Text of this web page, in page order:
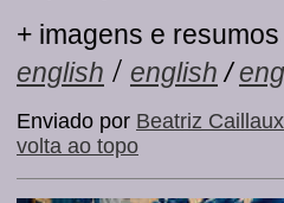
+ imagens e
english / english /
Enviado por Beatriz Caillaux
volta ao topo